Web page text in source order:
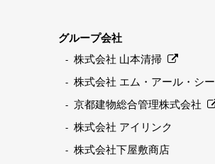
グループ会社
株式会社 山本清掃
株式会社 エム・アール・シー
京都建物総合管理株式会社
株式会社 アイリンク
株式会社下屋敷商店